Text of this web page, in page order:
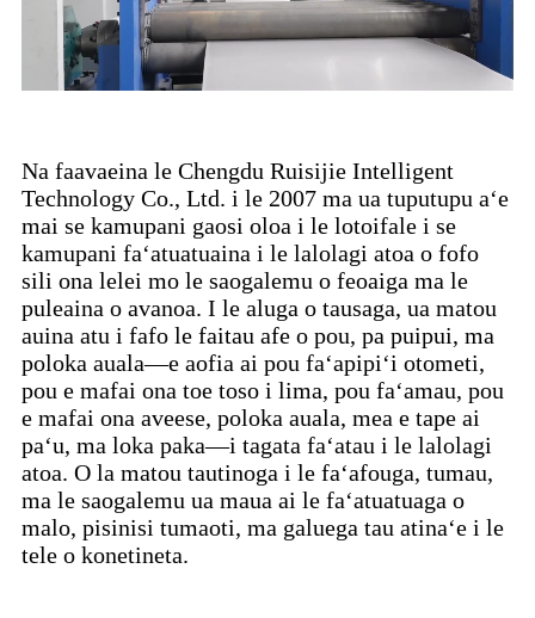
Na faavaeina le Chengdu Ruisijie Intelligent
Technology Co., Ltd. i le 2007 ma ua tuputupu aʻe
mai se kamupani gaosi oloa i le lotoifale i se
kamupani faʻatuatuaina i le lalolagi atoa o fofo
sili ona lelei mo le saogalemu o feoaiga ma le
puleaina o avanoa. I le aluga o tausaga, ua matou
auina atu i fafo le faitau afe o pou, pa puipui, ma
poloka auala—e aofia ai pou faʻapipiʻi otometi,
pou e mafai ona toe toso i lima, pou faʻamau, pou
e mafai ona aveese, poloka auala, mea e tape ai
paʻu, ma loka paka—i tagata faʻatau i le lalolagi
atoa. O la matou tautinoga i le faʻafouga, tumau,
ma le saogalemu ua maua ai le faʻatuatuaga o
malo, pisinisi tumaoti, ma galuega tau atinaʻe i le
tele o konetineta.